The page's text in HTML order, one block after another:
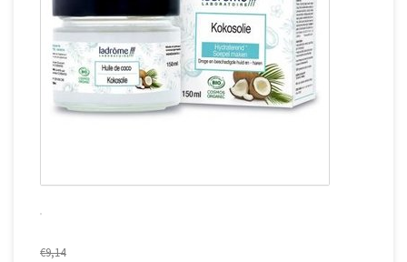
€9,14